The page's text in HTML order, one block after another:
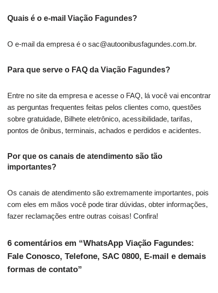
Quais é o e-mail Viação Fagundes?
O e-mail da empresa é o sac@autoonibusfagundes.com.br.
Para que serve o FAQ da Viação Fagundes?
Entre no site da empresa e acesse o FAQ, lá você vai encontrar
as perguntas frequentes feitas pelos clientes como, questões
sobre gratuidade, Bilhete eletrônico, acessibilidade, tarifas,
pontos de ônibus, terminais, achados e perdidos e acidentes.
Por que os canais de atendimento são tão
importantes?
Os canais de atendimento são extremamente importantes, pois
com eles em mãos você pode tirar dúvidas, obter informações,
fazer reclamações entre outras coisas! Confira!
6 comentários em “WhatsApp Viação Fagundes:
Fale Conosco, Telefone, SAC 0800, E-mail e demais
formas de contato”